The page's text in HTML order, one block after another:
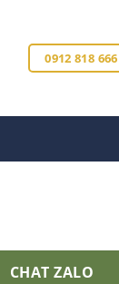
0912 818 666
CHAT ZALO